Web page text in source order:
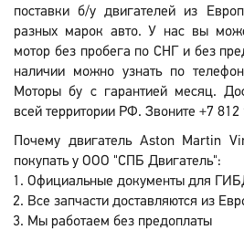
поставки б/у двигателей из
разных марок авто. У нас вы
мотор без пробега по СНГ и без
наличии можно узнать по
Моторы бу с гарантией месяц.
всей территории РФ. Звоните +7
Почему двигатель Aston Martin
покупать у ООО "СПБ Двигатель":
Официальные документы для
Все запчасти доставляются из
Мы работаем без предоплаты